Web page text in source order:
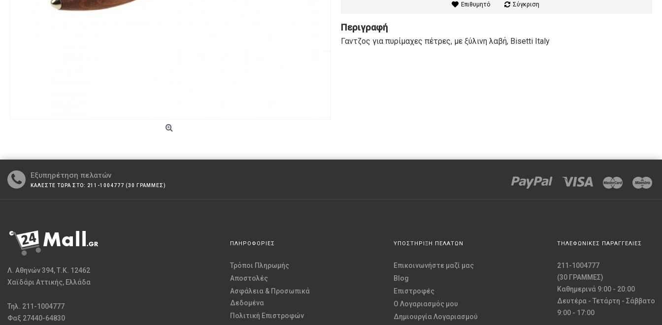
Επιθυμητό Σύγκριση
Περιγραφή
Γαντζος για πυρίμαχες πέτρες, με ξύλινη λαβή, Bisetti Italy
Εξυπηρέτηση πελατών
ΚΑΛΕΣΤΕ ΤΩΡΑ ΣΤΟ: 211-1004777 (30 ΓΡΑΜΜΕΣ)
Λ. Αθηνών 394, Τ.Κ. 12462
Χαϊδάρι Αττικής, Ελλάδα
Τηλ. 211-1004777
Φαξ 27440-64830
ΠΛΗΡΟΦΟΡΙΕΣ
Τρόποι Πληρωμής
Αποστολές
Ασφάλεια & Προσωπικά
Δεδομένα
Πολιτική Επιστροφών
ΥΠΟΣΤΗΡΙΞΗ ΠΕΛΑΤΩΝ
Επικοινωνήστε μαζί μας
Blog
Επιστροφές
O Λογαριασμός μου
Δημιουργία Λογαριασμού
ΤΗΛΕΦΩΝΙΚΕΣ ΠΑΡΑΓΓΕΛΙΕΣ
211-1004777
(30 ΓΡΑΜΜΕΣ)
Καθημερινά 9:00 - 20:00
Δευτέρα - Τετάρτη - Σάββατο
9:00 - 17:00